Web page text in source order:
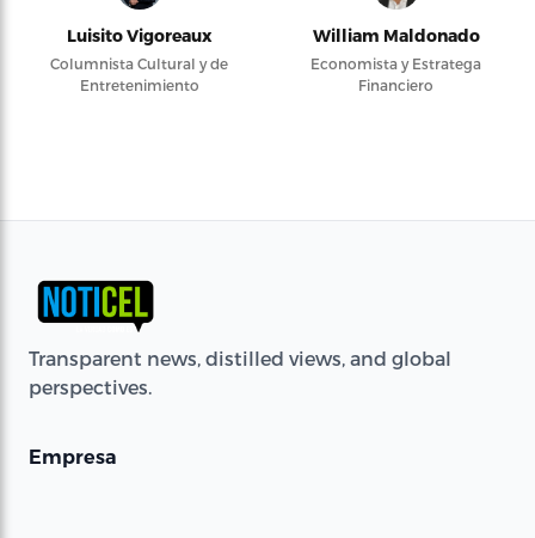
Luisito Vigoreaux
Columnista Cultural y de
Entretenimiento
William Maldonado
Economista y Estratega
Financiero
Transparent news, distilled views, and global
perspectives.
Empresa